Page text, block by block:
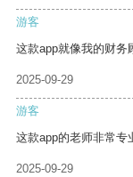
游客
这款app就像我的财务
2025-09-29
游客
这款app的老师非常专
2025-09-29